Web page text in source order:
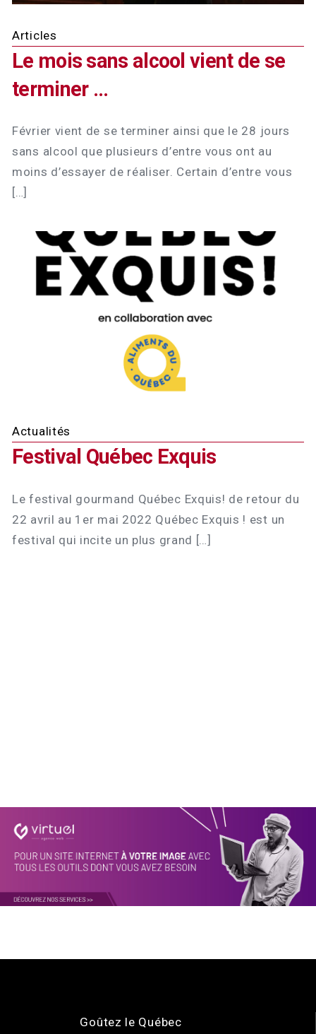
Articles
Le mois sans alcool vient de se
terminer ...
Février vient de se terminer ainsi que le 28 jours
sans alcool que plusieurs d’entre vous ont au
moins d’essayer de réaliser. Certain d’entre vous
[…]
Actualités
Festival Québec Exquis
Le festival gourmand Québec Exquis! de retour du
22 avril au 1er mai 2022 Québec Exquis ! est un
festival qui incite un plus grand […]
Goûtez le Québec